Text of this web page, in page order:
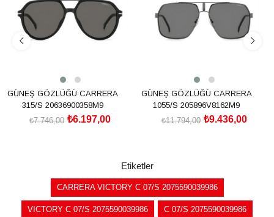
GÜNEŞ GÖZLÜĞÜ CARRERA
315/S 20636900358M9
₺6.197,00
₺7.746,00
GÜNEŞ GÖZLÜĞÜ CARRERA
1055/S 205896V8162M9
₺9.436,00
₺11.794,00
Etiketler
CARRERA VICTORY C 07/S 2075590039986
VICTORY C 07/S 2075590039986 C 07/S 2075590039986